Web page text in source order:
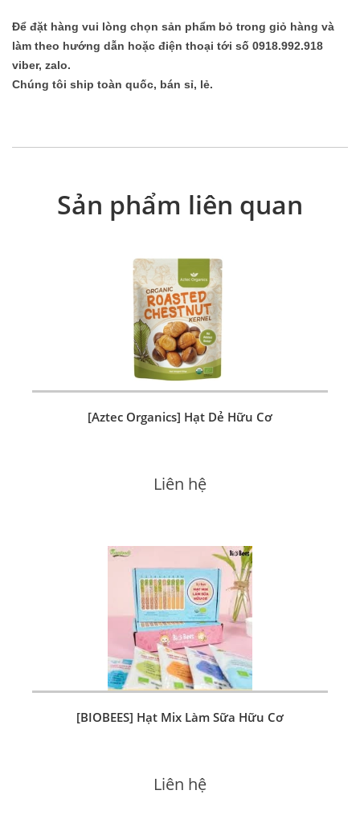
Để đặt hàng vui lòng chọn sản phẩm bỏ trong giỏ hàng và
làm theo hướng dẫn hoặc điện thoại tới số 0918.992.918
viber, zalo.
Chúng tôi ship toàn quốc, bán sỉ, lẻ.
Sản phẩm liên quan
[Aztec Organics] Hạt Dẻ Hữu Cơ
Liên hệ
[BIOBEES] Hạt Mix Làm Sữa Hữu Cơ
Liên hệ